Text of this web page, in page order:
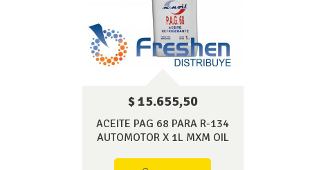
$ 15.655,50
ACEITE PAG 68 PARA R-134
AUTOMOTOR X 1L MXM OIL